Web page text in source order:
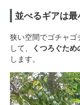
並べるギアは最
狭い空間でゴチャゴ
して、
くつろぐた
します。